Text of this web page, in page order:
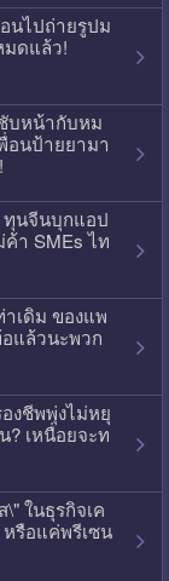
นไปถ่ายรูปม
มดแล้ว!
บหน้ากับหม
อนป้ายยามา
ทุนจีนบุกแอป
า SMEs ไท
าเดิม ของแพ
แล้วนะพวก
งชีพพุ่งไม่หยุ
? เหนื่อยจะท
ในธุรกิจเค
รือแค่พรีเซน